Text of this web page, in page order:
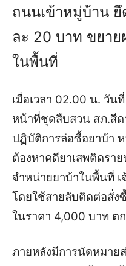
ถนนเข้าหมู่บ้าน ยึ
ละ 20 บาท ขยาย
ในพื้นที่
เมื่อเวลา 02.00 น. วัน
หน้าที่ชุดสืบสวน สภ.สีด
ปฏิบัติการล่อซื้อยาบ้า
ต้องหาคดียาเสพติดรา
จำหน่ายยาบ้าในพื้นที่
โดยใช้สายลับติดต่อสั่ง
ในราคา 4,000 บาท ต
ภายหลังมีการนัดหมาย